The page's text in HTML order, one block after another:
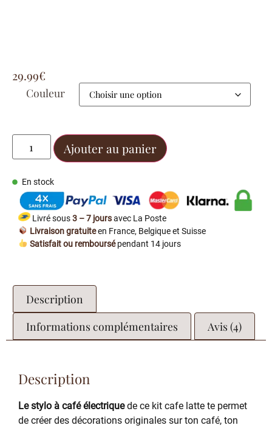
29.99€
Couleur
Ajouter au panier
En stock
Livré sous3 – 7 joursavec La Poste
Livraison gratuiteen France, Belgique et Suisse
Satisfait ou remboursépendant 14 jours
Description
Informations complémentaires
Avis (4)
Description
Le stylo à café électriquede ce kit cafe latte te permet
de créer des décorations originales sur ton café, ton